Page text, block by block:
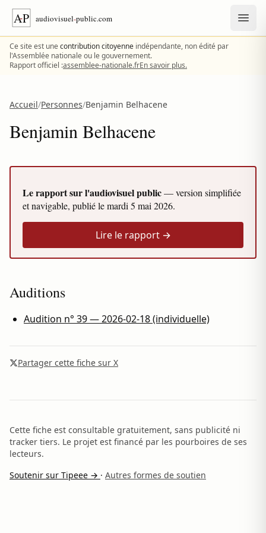
Aller au contenu
Ce site est unecontribution citoyenne indépendante, non édité par
l'Assemblée nationale ou le gouvernement.
Rapport officiel :assemblee-nationale.frEn savoir plus.
Accueil/Personnes/Benjamin Belhacene
Benjamin Belhacene
Le rapport sur l'audiovisuel public— version simplifiée
et navigable, publié lemardi 5 mai 2026.
Lire le rapport →
Auditions
Audition n° 39 — 2026-02-18 (individuelle)
Partager cette fiche sur X
Cette fiche est consultable gratuitement, sans publicité ni
tracker tiers. Le projet est financé par les pourboires de ses
lecteurs.
Soutenir sur Tipeee → · Autres formes de soutien